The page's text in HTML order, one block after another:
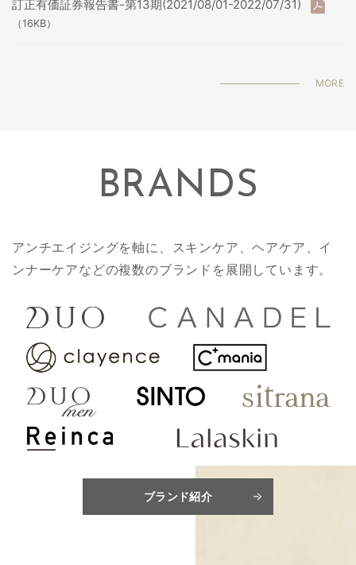
訂正有価証券報告書-第13期(2021/08/01-2022/07/31)
（16KB）
MORE
BRANDS
アンチエイジングを軸に、スキンケア、ヘアケア、イ
ンナーケアなどの複数のブランドを展開しています。
ブランド紹介